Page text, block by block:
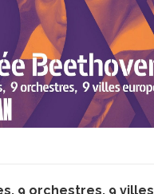
9 orchestres, 9 villes